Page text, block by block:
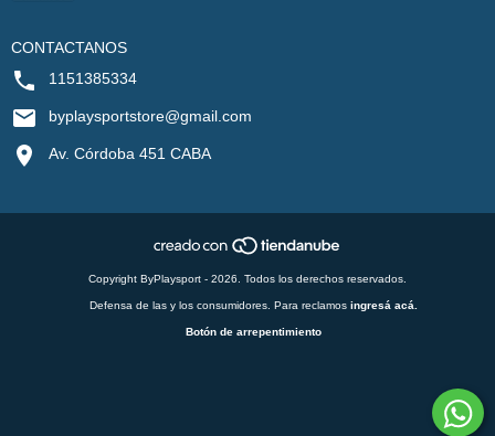
CONTACTANOS
1151385334
byplaysportstore@gmail.com
Av. Córdoba 451 CABA
Copyright ByPlaysport - 2026. Todos los derechos reservados.
Defensa de las y los consumidores. Para reclamos ingresá acá.
Botón de arrepentimiento